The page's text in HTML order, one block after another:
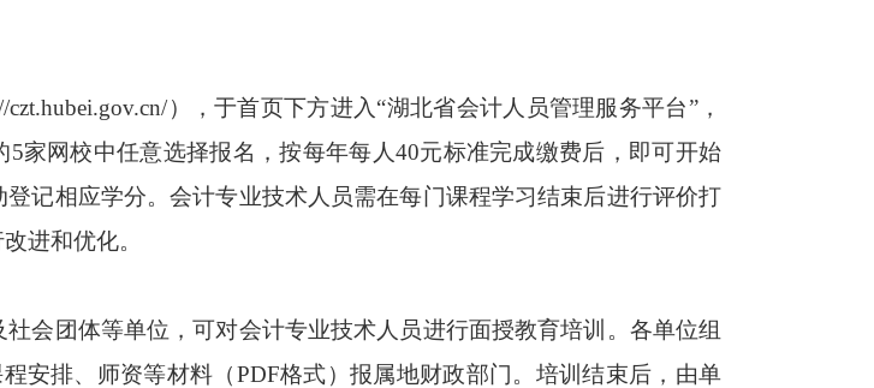
），于首页下方进入“湖北省会计人员管理服务平台”，
家网校中任意选择报名，按每年每人40元标准完成缴费后，即可开始
记相应学分。会计专业技术人员需在每门课程学习结束后进行评价打
进和优化。
团体等单位，可对会计专业技术人员进行面授教育培训。各单位组
安排、师资等材料（PDF格式）报属地财政部门。培训结束后，由单